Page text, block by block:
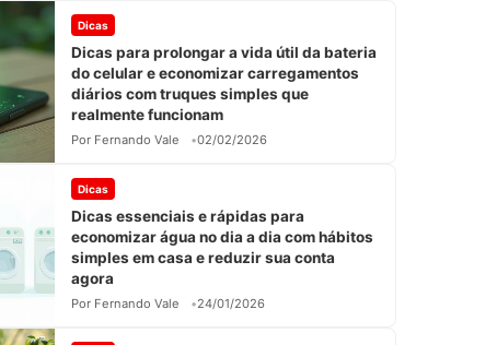
Dicas
Dicas para prolongar a vida útil da bateria
do celular e economizar carregamentos
diários com truques simples que
realmente funcionam
Por Fernando Vale 02/02/2026
Dicas
Dicas essenciais e rápidas para
economizar água no dia a dia com hábitos
simples em casa e reduzir sua conta
agora
Por Fernando Vale 24/01/2026